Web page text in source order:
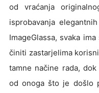
od vraćanja
isprobavanja
ImageGlassa, svaka
činiti zastarjelima
tamne načine rada,
od onoga što je došlo